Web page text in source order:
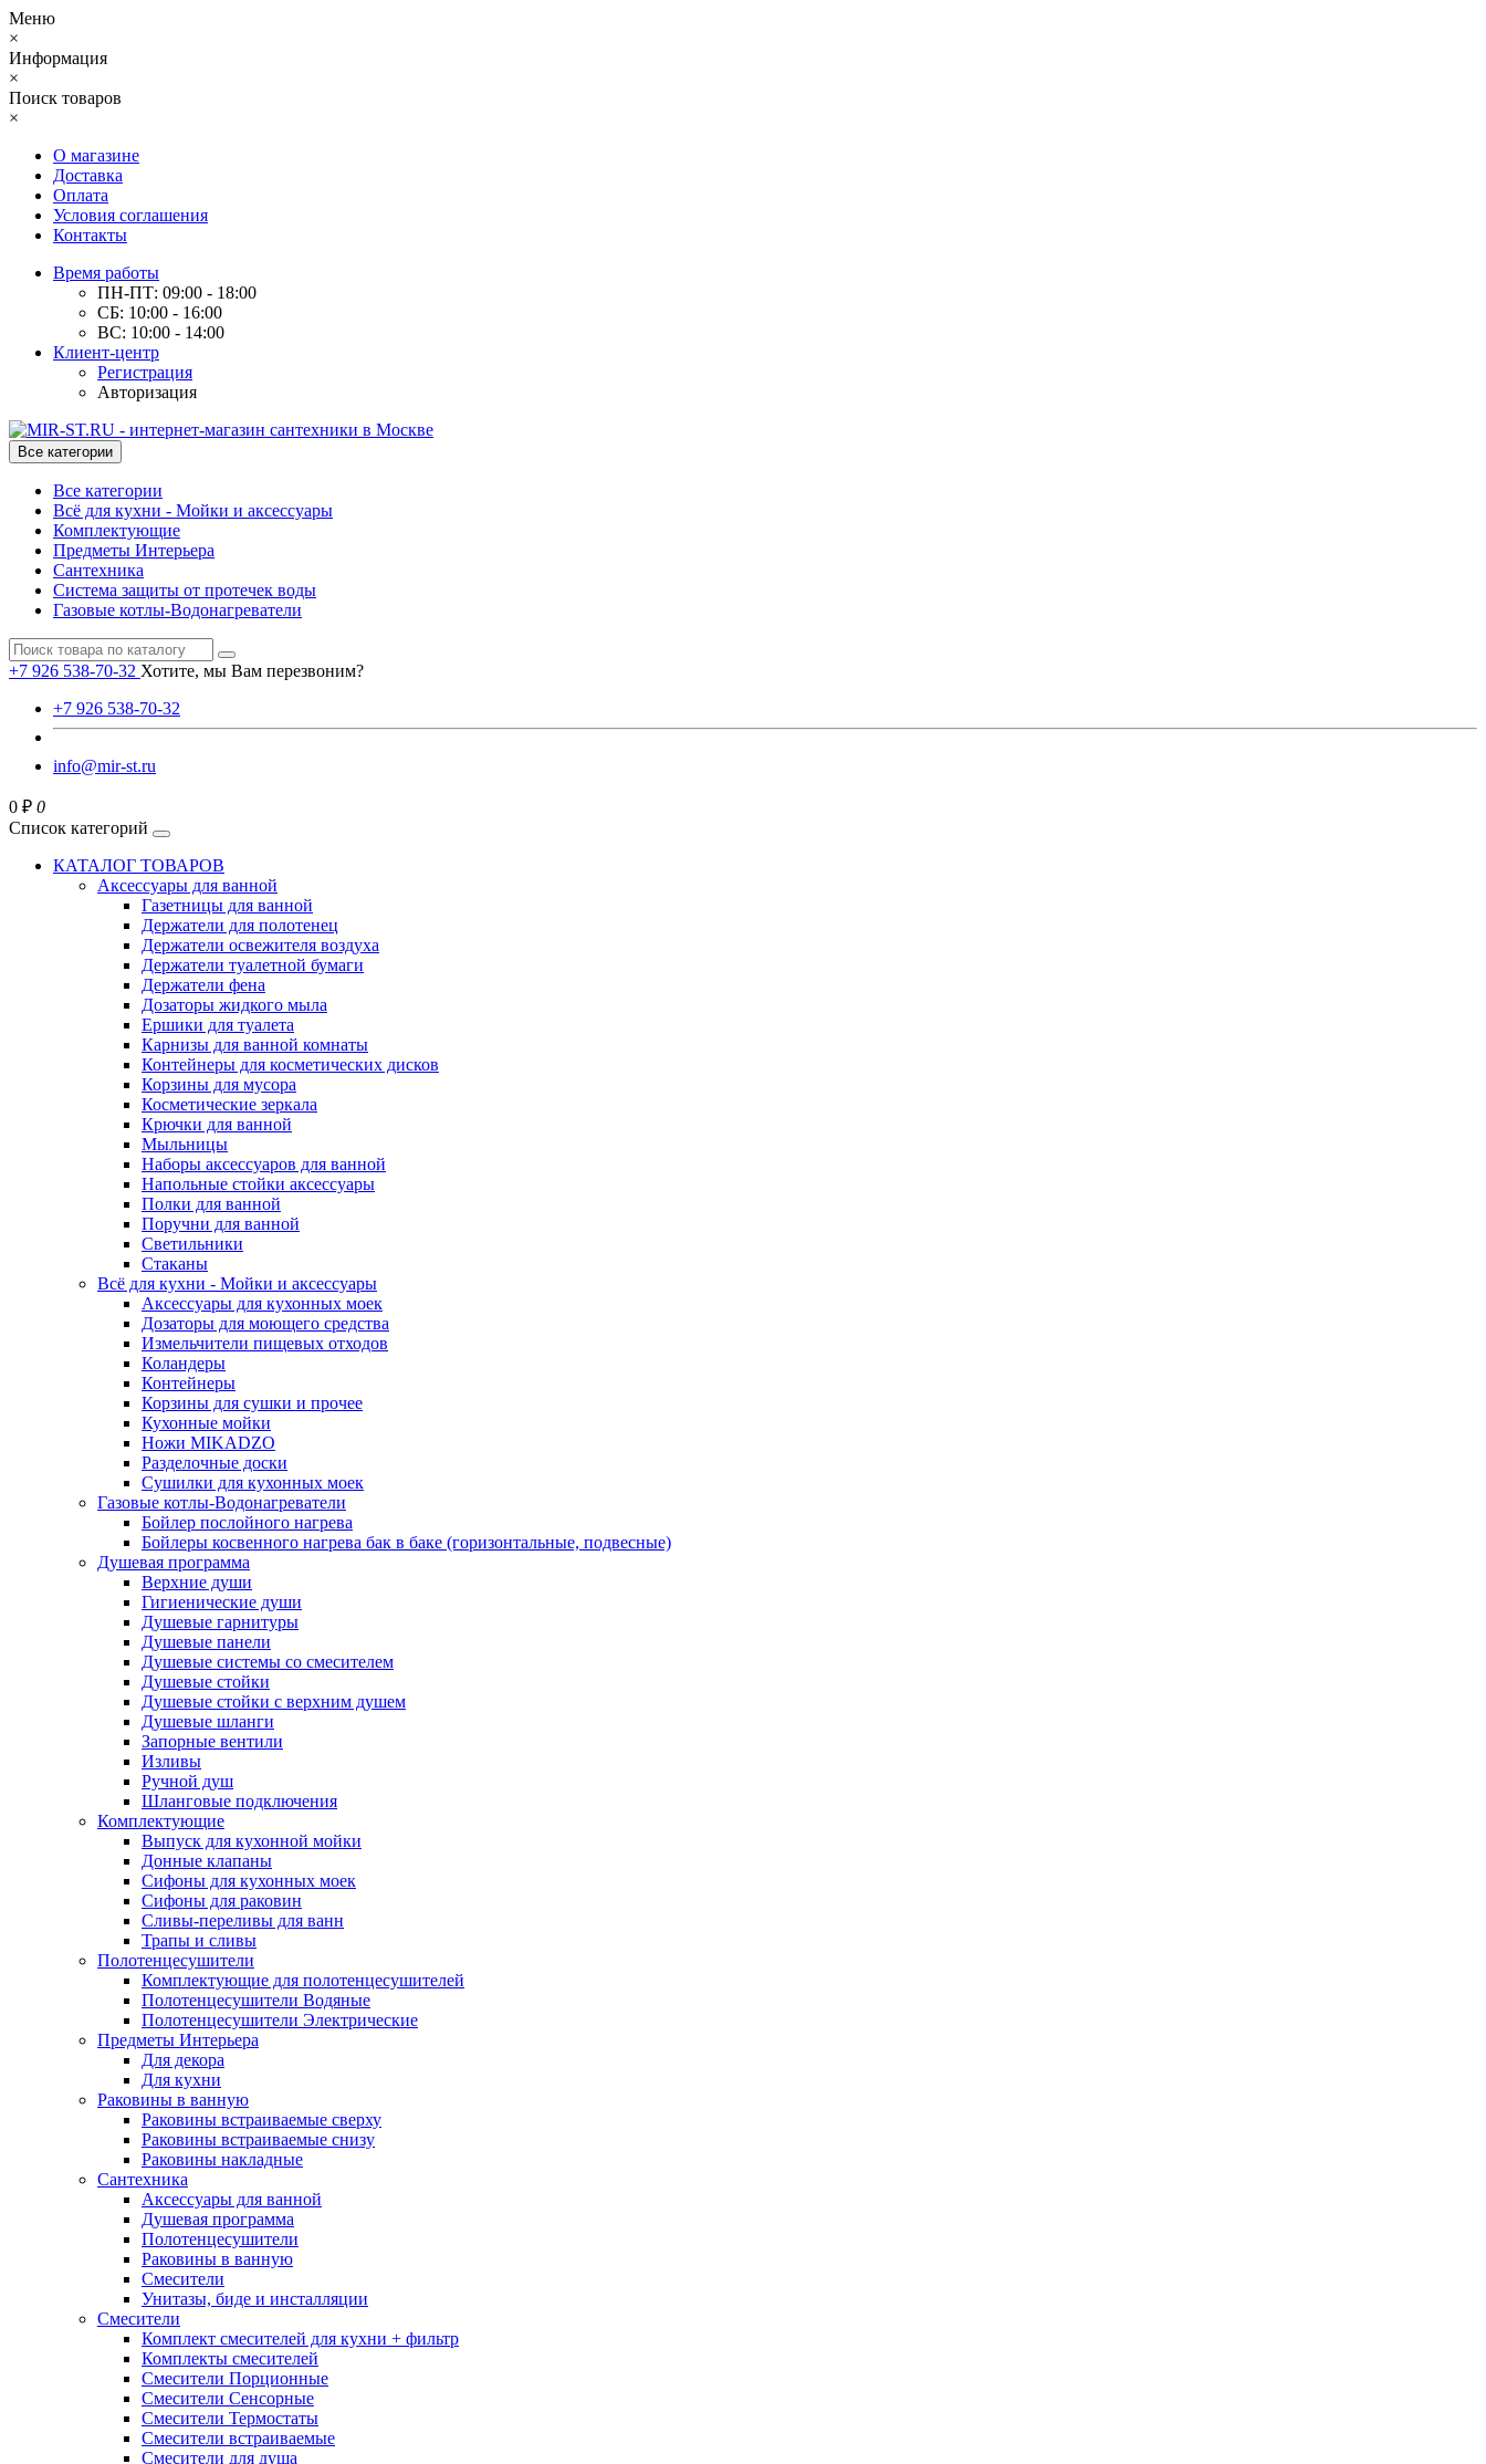
Меню
×
Информация
×
Поиск товаров
×
О магазине
Доставка
Оплата
Условия соглашения
Контакты
Время работы
ПН-ПТ: 09:00 - 18:00
СБ: 10:00 - 16:00
ВС: 10:00 - 14:00
Клиент-центр
Регистрация
Авторизация
Все категории
Все категории
Всё для кухни - Мойки и аксессуары
Комплектующие
Предметы Интерьера
Сантехника
Система защиты от протечек воды
Газовые котлы-Водонагреватели
+7 926 538-70-32 Хотите, мы Вам перезвоним?
+7 926 538-70-32
info@mir-st.ru
0 ₽ 0
Список категорий
КАТАЛОГ ТОВАРОВ
Аксессуары для ванной
Газетницы для ванной
Держатели для полотенец
Держатели освежителя воздуха
Держатели туалетной бумаги
Держатели фена
Дозаторы жидкого мыла
Ершики для туалета
Карнизы для ванной комнаты
Контейнеры для косметических дисков
Корзины для мусора
Косметические зеркала
Крючки для ванной
Мыльницы
Наборы аксессуаров для ванной
Напольные стойки аксессуары
Полки для ванной
Поручни для ванной
Светильники
Стаканы
Всё для кухни - Мойки и аксессуары
Аксессуары для кухонных моек
Дозаторы для моющего средства
Измельчители пищевых отходов
Коландеры
Контейнеры
Корзины для сушки и прочее
Кухонные мойки
Ножи MIKADZO
Разделочные доски
Сушилки для кухонных моек
Газовые котлы-Водонагреватели
Бойлер послойного нагрева
Бойлеры косвенного нагрева бак в баке (горизонтальные, подвесные)
Душевая программа
Верхние души
Гигиенические души
Душевые гарнитуры
Душевые панели
Душевые системы со смесителем
Душевые стойки
Душевые стойки с верхним душем
Душевые шланги
Запорные вентили
Изливы
Ручной душ
Шланговые подключения
Комплектующие
Выпуск для кухонной мойки
Донные клапаны
Сифоны для кухонных моек
Сифоны для раковин
Сливы-переливы для ванн
Трапы и сливы
Полотенцесушители
Комплектующие для полотенцесушителей
Полотенцесушители Водяные
Полотенцесушители Электрические
Предметы Интерьера
Для декора
Для кухни
Раковины в ванную
Раковины встраиваемые сверху
Раковины встраиваемые снизу
Раковины накладные
Сантехника
Аксессуары для ванной
Душевая программа
Полотенцесушители
Раковины в ванную
Смесители
Унитазы, биде и инсталляции
Смесители
Комплект смесителей для кухни + фильтр
Комплекты смесителей
Смесители Порционные
Смесители Сенсорные
Смесители Термостаты
Смесители встраиваемые
Смесители для душа